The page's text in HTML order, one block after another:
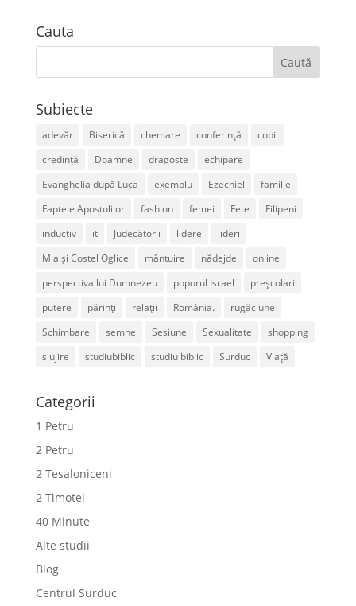
Cauta
Subiecte
adevăr Biserică chemare conferință
copii
credință
Doamne dragoste
echipare
Evanghelia după Luca
exemplu Ezechiel
familie
Faptele Apostolilor
fashion femei Fete
Filipeni
inductiv
it Judecătorii lidere
lideri
Mia și Costel Oglice
mântuire nădejde
online
perspectiva lui Dumnezeu
poporul Israel
preșcolari
putere
părinți relații România.
rugăciune
Schimbare
semne Sesiune Sexualitate
shopping
slujire
studiubiblic studiu biblic Surduc Viață
Categorii
1 Petru
2 Petru
2 Tesaloniceni
2 Timotei
40 Minute
Alte studii
Blog
Centrul Surduc